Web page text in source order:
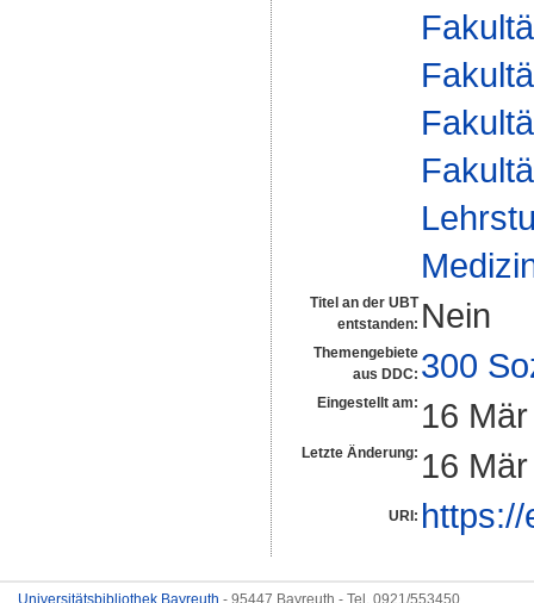
Titel an der UBT
entstanden: Nein
Themengebiete
aus DDC: 300
Eingestellt am: 16
Letzte Änderung: 16
URI:
Universitätsbibliothek Bayreuth - 95447 Bayreuth - Tel. 0921/553450